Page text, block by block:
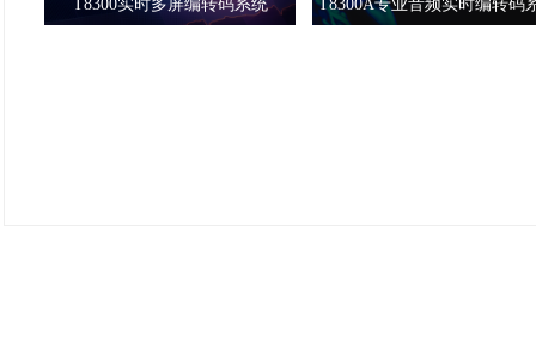
T8300实时多屏编转码系统 T8300A专业音频实时编转码